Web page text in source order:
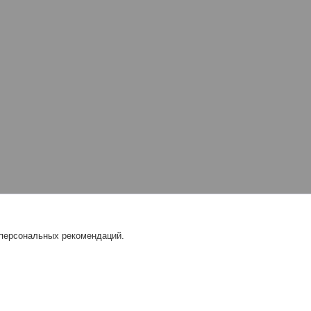
рекомендаций.